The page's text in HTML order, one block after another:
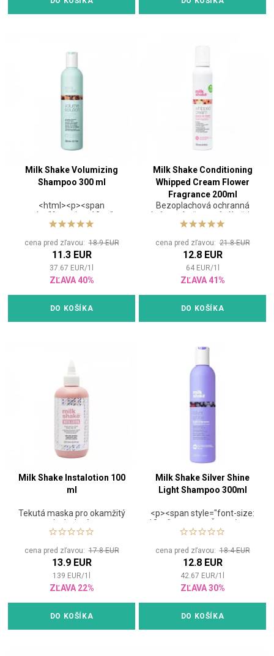
</span>
Milk Shake Volumizing
Shampoo 300 ml
<html><p><span
style="font-size: 12pt;">
<strong>Šampón pre objem
</strong></span> <html>
<p><span style="font-size:
12pt;">Šetrne čistiaci
šampón bez parabénov a
SLS s obsahom derivátu
cukru poskytuje vlasom silu
a hustotu.</span></span>
cena pred zľavou:18.9 EUR
11.3 EUR
37.67 EUR/1
ZĽAVA 40%
DO KOŠÍKA
Milk Shake Conditioning
Whipped Cream Flower
Fragrance 200ml
Bezoplachová ochranná
krémová pěna s vůní květin
cena pred zľavou:21.8 EUR
12.8 EUR
64 EUR/1
ZĽAVA 41%
DO KOŠÍKA
Milk Shake Instalotion 100
ml
Tekutá maska pro okamžitý
lesk vlasů
cena pred zľavou:17.8 EUR
13.9 EUR
139 EUR/1
ZĽAVA 22%
DO KOŠÍKA
Milk Shake Silver Shine
Light Shampoo 300ml
<p><span style="font-size:
12pt;"><strong>Šampón pre
šedivé a blond
<html><p><span
style="font-size: 12pt;">Či už
ste sa ako blondínka
narodila, alebo prírode so
svetlým odtieňom vlasov
trochu pomáhate, nežiaduce
žltý nádych z nich spoľahlivo
odstráni šampón Milk Shake
Silver Shine Light.</span>
cena pred zľavou:18.4 EUR
12.8 EUR
42.67 EUR/1
ZĽAVA 30%
DO KOŠÍKA